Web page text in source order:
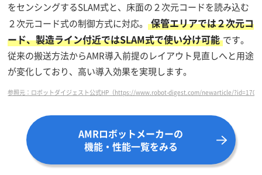
をセンシングするSLAM式と、床面の２次元コードを読み込む
２次元コード式の制御方式に対応。 保管エリアでは２次元コ
ード、製造ライン付近ではSLAM式で使い分け可能 です。
従来の搬送方法からAMR導入前提のレイアウト見直しへと用途
が変化しており、高い導入効果を実現します。
参照元：ロボットダイジェスト公式HP（https://www.robot-digest.com/newarticle/
AMRロボットメーカーの
機能・性能一覧をみる